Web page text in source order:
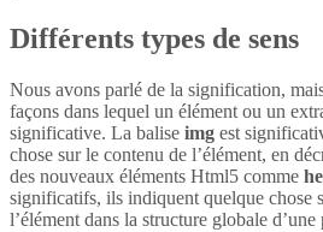
Différents types de sens
Nous avons parlé de la signification,
façons dans lequel un élément ou un
significative. La balise img est
chose sur le contenu de l’élément, en
des nouveaux éléments Html5 comme
significatifs, ils indiquent quelque chose
l’élément dans la structure globale d’une